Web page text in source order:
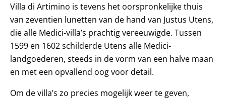
Villa di Artimino is tevens het oorspronkelijke thuis
van zeventien lunetten van de hand van Justus Utens,
die alle Medici-villa’s prachtig vereeuwigde. Tussen
1599 en 1602 schilderde Utens alle Medici-
landgoederen, steeds in de vorm van een halve maan
en met een opvallend oog voor detail.
Om de villa’s zo precies mogelijk weer te geven,